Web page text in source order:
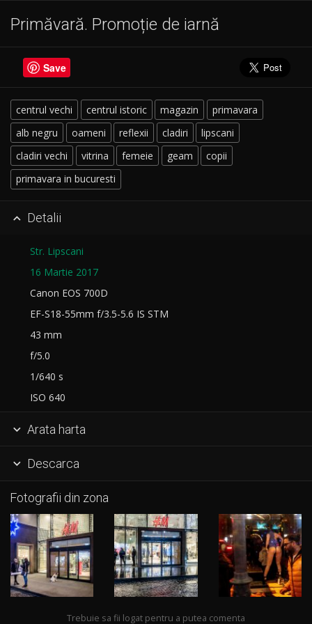
Primăvară. Promoție de iarnă
Save
centrul vechi centrul istoric magazin
primavara
alb negru
oameni reflexii cladiri
lipscani
cladiri vechi
vitrina femeie geam
copii
primavara in bucuresti
 Detalii
Str. Lipscani
16 Martie 2017
Canon EOS 700D
EF-S18-55mm f/3.5-5.6 IS STM
43 mm
f/5.0
1/640 s
ISO 640
 Arata harta
 Descarca
Fotografii din zona
Trebuie sa fii logat pentru a putea comenta